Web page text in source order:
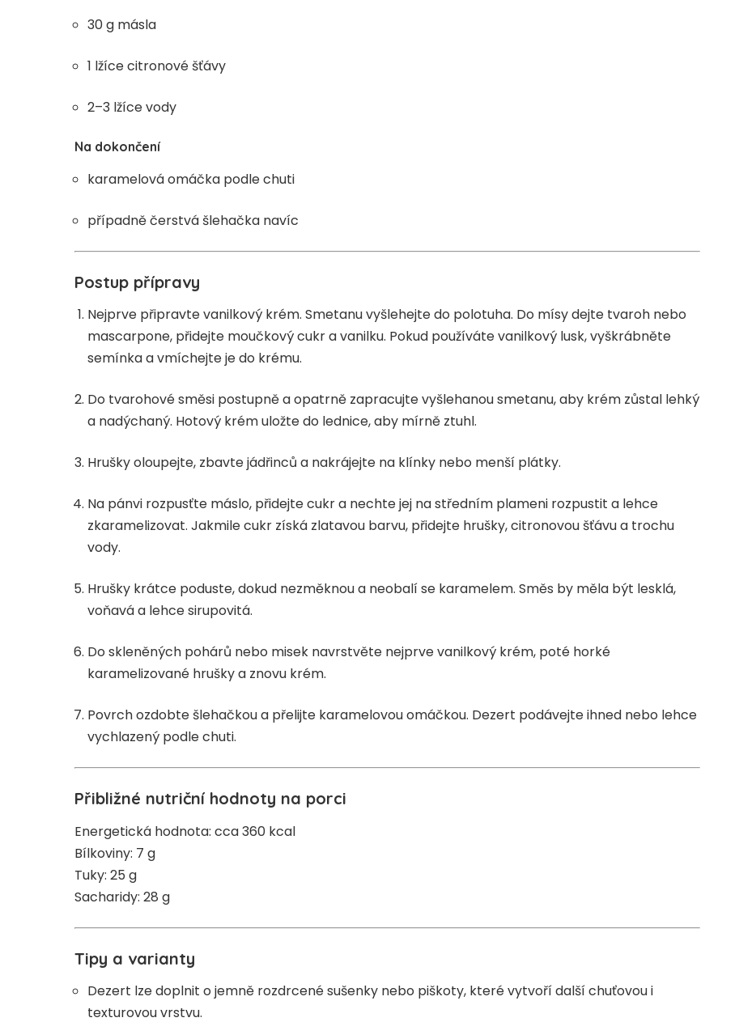
30 g másla
1 lžíce citronové šťávy
2–3 lžíce vody
Na dokončení
karamelová omáčka podle chuti
případně čerstvá šlehačka navíc
Postup přípravy
Nejprve připravte vanilkový krém. Smetanu vyšlehejte do polotuha. Do mísy dejte tvaroh nebo
mascarpone, přidejte moučkový cukr a vanilku. Pokud používáte vanilkový lusk, vyškrábněte
semínka a vmíchejte je do krému.
Do tvarohové směsi postupně a opatrně zapracujte vyšlehanou smetanu, aby krém zůstal lehký
a nadýchaný. Hotový krém uložte do lednice, aby mírně ztuhl.
Hrušky oloupejte, zbavte jádřinců a nakrájejte na klínky nebo menší plátky.
Na pánvi rozpusťte máslo, přidejte cukr a nechte jej na středním plameni rozpustit a lehce
zkaramelizovat. Jakmile cukr získá zlatavou barvu, přidejte hrušky, citronovou šťávu a trochu
vody.
Hrušky krátce poduste, dokud nezměknou a neobalí se karamelem. Směs by měla být lesklá,
voňavá a lehce sirupovitá.
Do skleněných pohárů nebo misek navrstvěte nejprve vanilkový krém, poté horké
karamelizované hrušky a znovu krém.
Povrch ozdobte šlehačkou a přelijte karamelovou omáčkou. Dezert podávejte ihned nebo lehce
vychlazený podle chuti.
Přibližné nutriční hodnoty na porci
Energetická hodnota: cca 360 kcal
Bílkoviny: 7 g
Tuky: 25 g
Sacharidy: 28 g
Tipy a varianty
Dezert lze doplnit o jemně rozdrcené sušenky nebo piškoty, které vytvoří další chuťovou i
texturovou vrstvu.